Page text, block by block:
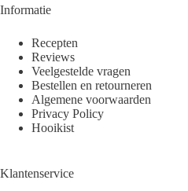
Informatie
Recepten
Reviews
Veelgestelde vragen
Bestellen en retourneren
Algemene voorwaarden
Privacy Policy
Hooikist
Klantenservice